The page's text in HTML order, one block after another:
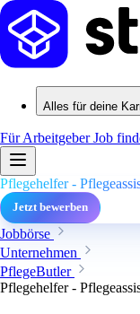
Alles für deine
Für ArbeitgeberJob
Pflegehelfer -
Jetzt bewerben
Jobbörse
Unternehmen
PflegeButler
Pflegehelfer -